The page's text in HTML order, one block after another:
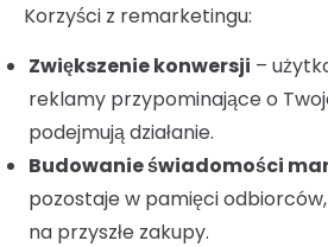
Korzyści z remarketingu:
Zwiększenie konwersji –
reklamy przypominające o
podejmują działanie.
Budowanie świadomości
pozostaje w pamięci
na przyszłe zakupy.